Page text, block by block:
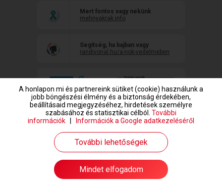
Mert fontos vagy nekünk
mehnyakrak.info
Segítség, ha bajban vagy
randivonal.hu/a-nok-vedelmeben
www.randivonal.hu © Copyright 1999-2026 Dating Central Europe Zrt.
A honlapon mi és partnereink sütiket (cookie) használunk a
jobb böngészési élmény és a biztonság érdekében,
beállításaid megjegyzéséhez, hirdetések személyre
szabásához és statisztikai célból. További
információk
Információk a Google adatkezeléséről
További lehetőségek
Mindet elfogadom